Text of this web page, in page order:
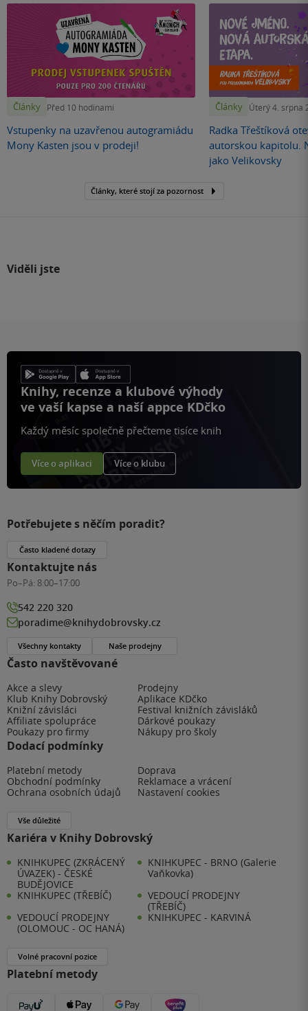
Články Před 10 hodinami
Vstupenky na uzavřenou autogramiádu
Mony Kasten jsou v prodeji!
Články Úterý 4. srpna
Radka Třeštíková
autorskou kapitolu.
jako Velikovsky
Články, které stojí za pozornost
Viděli jste
Knihy, recenze a klubové výhody
ve vaší kapse a naší appce KDčko
Každý měsíc společně přečteme tisíce knih
Více o aplikaci Více o klubu
Často navštěvované
Akce a slevy
Prodejny
Klub Knihy Dobrovský
Aplikace KDčko
Knižní závisláci
Festival knižních závisláků
Affiliate spolupráce
Dárkové poukazy
Poukazy pro firmy
Nákupy pro školy
Dodací podmínky
Platební metody
Doprava
Obchodní podmínky
Reklamace a vrácení
Ochrana osobních údajů
Nastavení cookies
Vše důležité
Kariéra v Knihy Dobrovský
KNIHKUPEC (ZKRÁCENÝ
ÚVAZEK) - ČESKÉ
BUDĚJOVICE
KNIHKUPEC - BRNO (Galerie
Vaňkovka)
KNIHKUPEC (TŘEBÍČ)
VEDOUCÍ PRODEJNY
(TŘEBÍČ)
VEDOUCÍ PRODEJNY
(OLOMOUC - OC HANÁ)
KNIHKUPEC - KARVINÁ
Volné pracovní pozice
Platební metody
Potřebujete s něčím poradit?
Často kladené dotazy
Kontaktujte nás
Po–Pá: 8:00–17:00
542 220 320
poradime@knihydobrovsky.cz
Všechny kontakty Naše prodejny